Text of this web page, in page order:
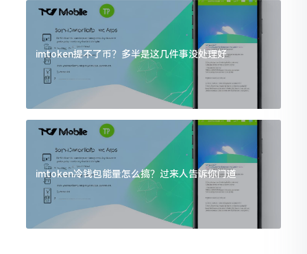
imtoken提不了币？多半是这几件事没处理好
imtoken冷钱包能量怎么搞？过来人告诉你门道